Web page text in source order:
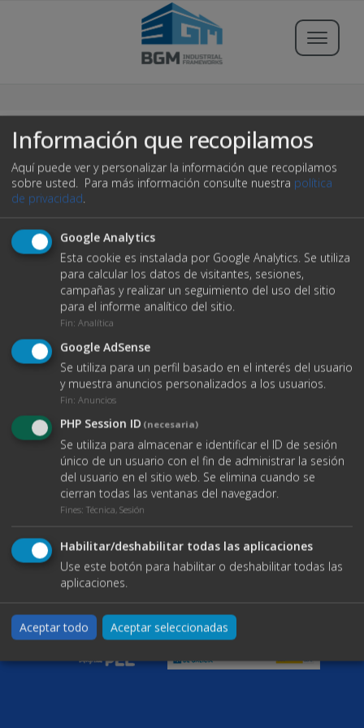
Publicar Inmueble
Registrarse
Servicios
Contacto
404
Ups! no ha sido posible encontrar la página.
Volver al inicio
C/ Severino Riveiro Tome, 3 Bajo
15702 Santiago de Compostela
+34 981 894 596
info@bgmnavesindustriales.com
Blog
Servicios
Contacto
Documentos
Aviso legal
Política de Cookies
Información que recopilamos
Aquí puede ver y personalizar la información que recopilamos
sobre usted. Para más información consulte nuestra política
de privacidad.
Google Analytics
Esta cookie es instalada por Google Analytics. Se utiliza
para calcular los datos de visitantes, sesiones,
campañas y realizar un seguimiento del uso del sitio
para el informe analítico del sitio.
Fin: Analítica
Google AdSense
Se utiliza para un perfil basado en el interés del usuario
y muestra anuncios personalizados a los usuarios.
Fin: Anuncios
PHP Session ID (necesaria)
Se utiliza para almacenar e identificar el ID de sesión
único de un usuario con el fin de administrar la sesión
del usuario en el sitio web. Se elimina cuando se
cierran todas las ventanas del navegador.
Fines: Técnica, Sesión
Habilitar/deshabilitar todas las aplicaciones
Use este botón para habilitar o deshabilitar todas las
aplicaciones.
Aceptar todo Aceptar seleccionadas